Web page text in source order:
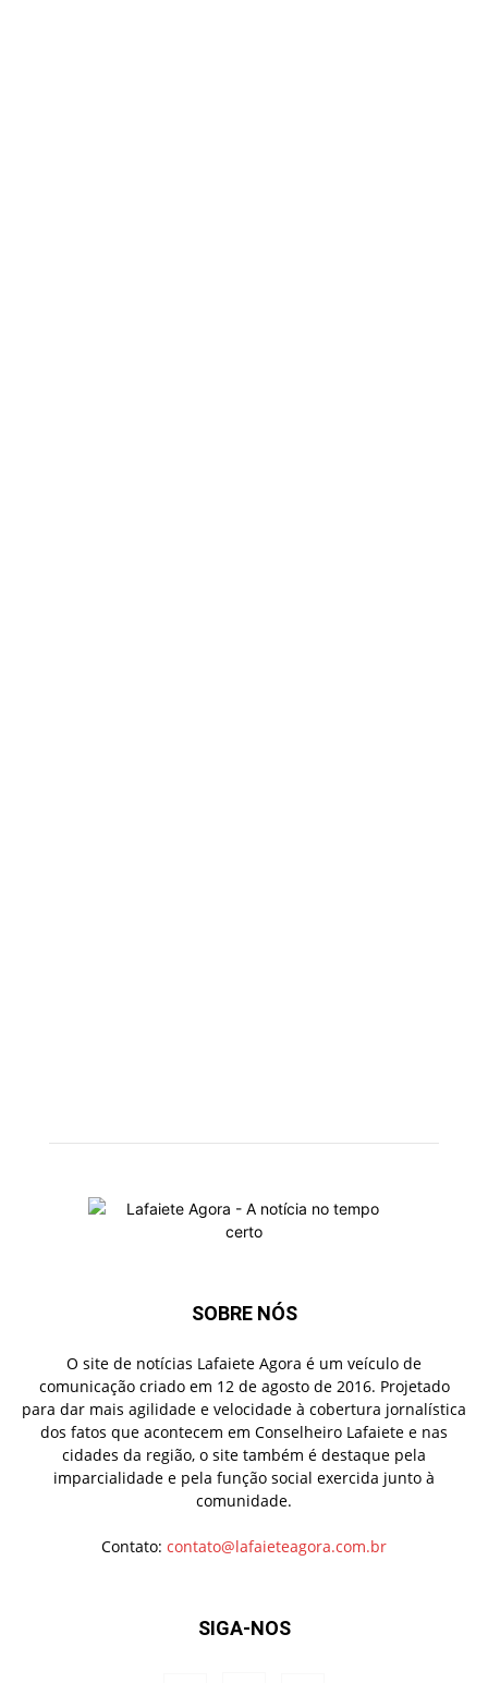
SOBRE NÓS
O site de notícias Lafaiete Agora é um veículo de
comunicação criado em 12 de agosto de 2016. Projetado
para dar mais agilidade e velocidade à cobertura jornalística
dos fatos que acontecem em Conselheiro Lafaiete e nas
cidades da região, o site também é destaque pela
imparcialidade e pela função social exercida junto à
comunidade.
Contato: contato@lafaieteagora.com.br
SIGA-NOS